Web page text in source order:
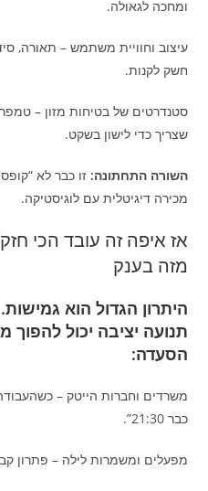
ומחכה לגאולה.
עיצוב וחוויית משתמש – תאורה,
חשק לקנות.
סטנדרטים של בטיחות מזון –
שצריך כדי לישון בשקט.
השורה התחתונה: זו כבר לא
מכירה דיגיטלית עם לוגיסטיקה.
מזה בענק
היתרון הגדול הוא
תנועה יציבה יכול להפוך
הסעדה:
משרדים וחברות הייטק –
כבר 21:30”.
מפעלים ומשמרות לילה – פתרון